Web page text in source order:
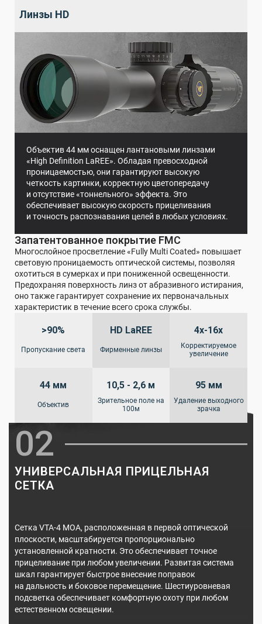
Линзы HD
Объектив 44 мм оснащен лантановыми линзами
«High Definition LaREE». Обладая превосходной
проницаемостью, они гарантируют высокую
четкость картинки, корректную цветопередачу
и отсутствие «тоннельного» эффекта. Это
обеспечивает высокую скорость прицеливания
и точность распознавания целей в любых условиях.
Запатентованное покрытие FMC
Многослойное просветление «Fully Multi Coated» повышает
световую проницаемость оптической системы, позволяя
охотиться в сумерках и при пониженной освещенности.
Предохраняя поверхность линз от абразивного истирания,
оно также гарантирует сохранение их первоначальных
характеристик в течение всего срока службы.
>90%
Пропускание света
HD LaREE
Фирменные линзы
4х-16х
Корректируемое
увеличение
44 мм
Объектив
10,5 - 2,6 м
Зрительное поле на
100м
95 мм
Удаление выходного
зрачка
02
УНИВЕРСАЛЬНАЯ ПРИЦЕЛЬНАЯ
СЕТКА
Сетка VTA-4 MOA, расположенная в первой оптической
плоскости, масштабируется пропорционально
установленной кратности. Это обеспечивает точное
прицеливание при любом увеличении. Развитая система
шкал гарантирует быстрое внесение поправок
на дальность и боковое перемещение. Шестиуровневая
подсветка обеспечивает комфортную охоту при любом
естественном освещении.